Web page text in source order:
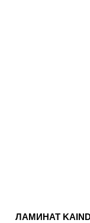
ЛАМИНАТ